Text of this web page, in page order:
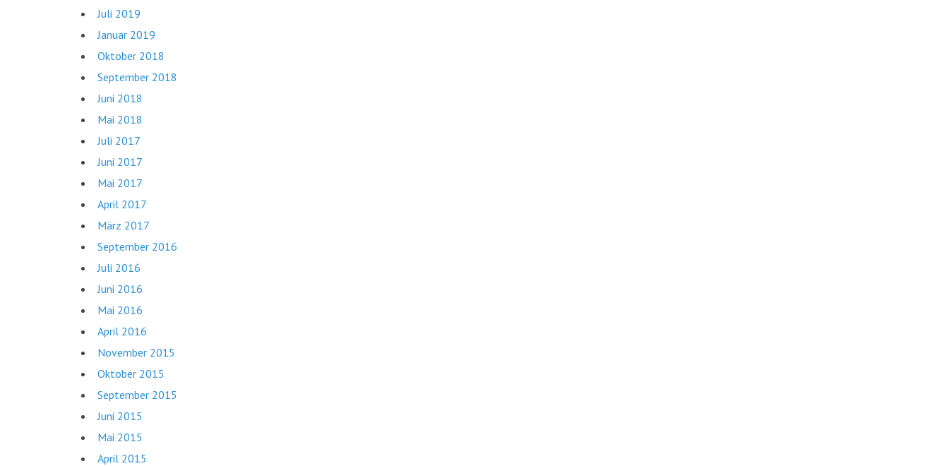
Juli 2019
Januar 2019
Oktober 2018
September 2018
Juni 2018
Mai 2018
Juli 2017
Juni 2017
Mai 2017
April 2017
März 2017
September 2016
Juli 2016
Juni 2016
Mai 2016
April 2016
November 2015
Oktober 2015
September 2015
Juni 2015
Mai 2015
April 2015